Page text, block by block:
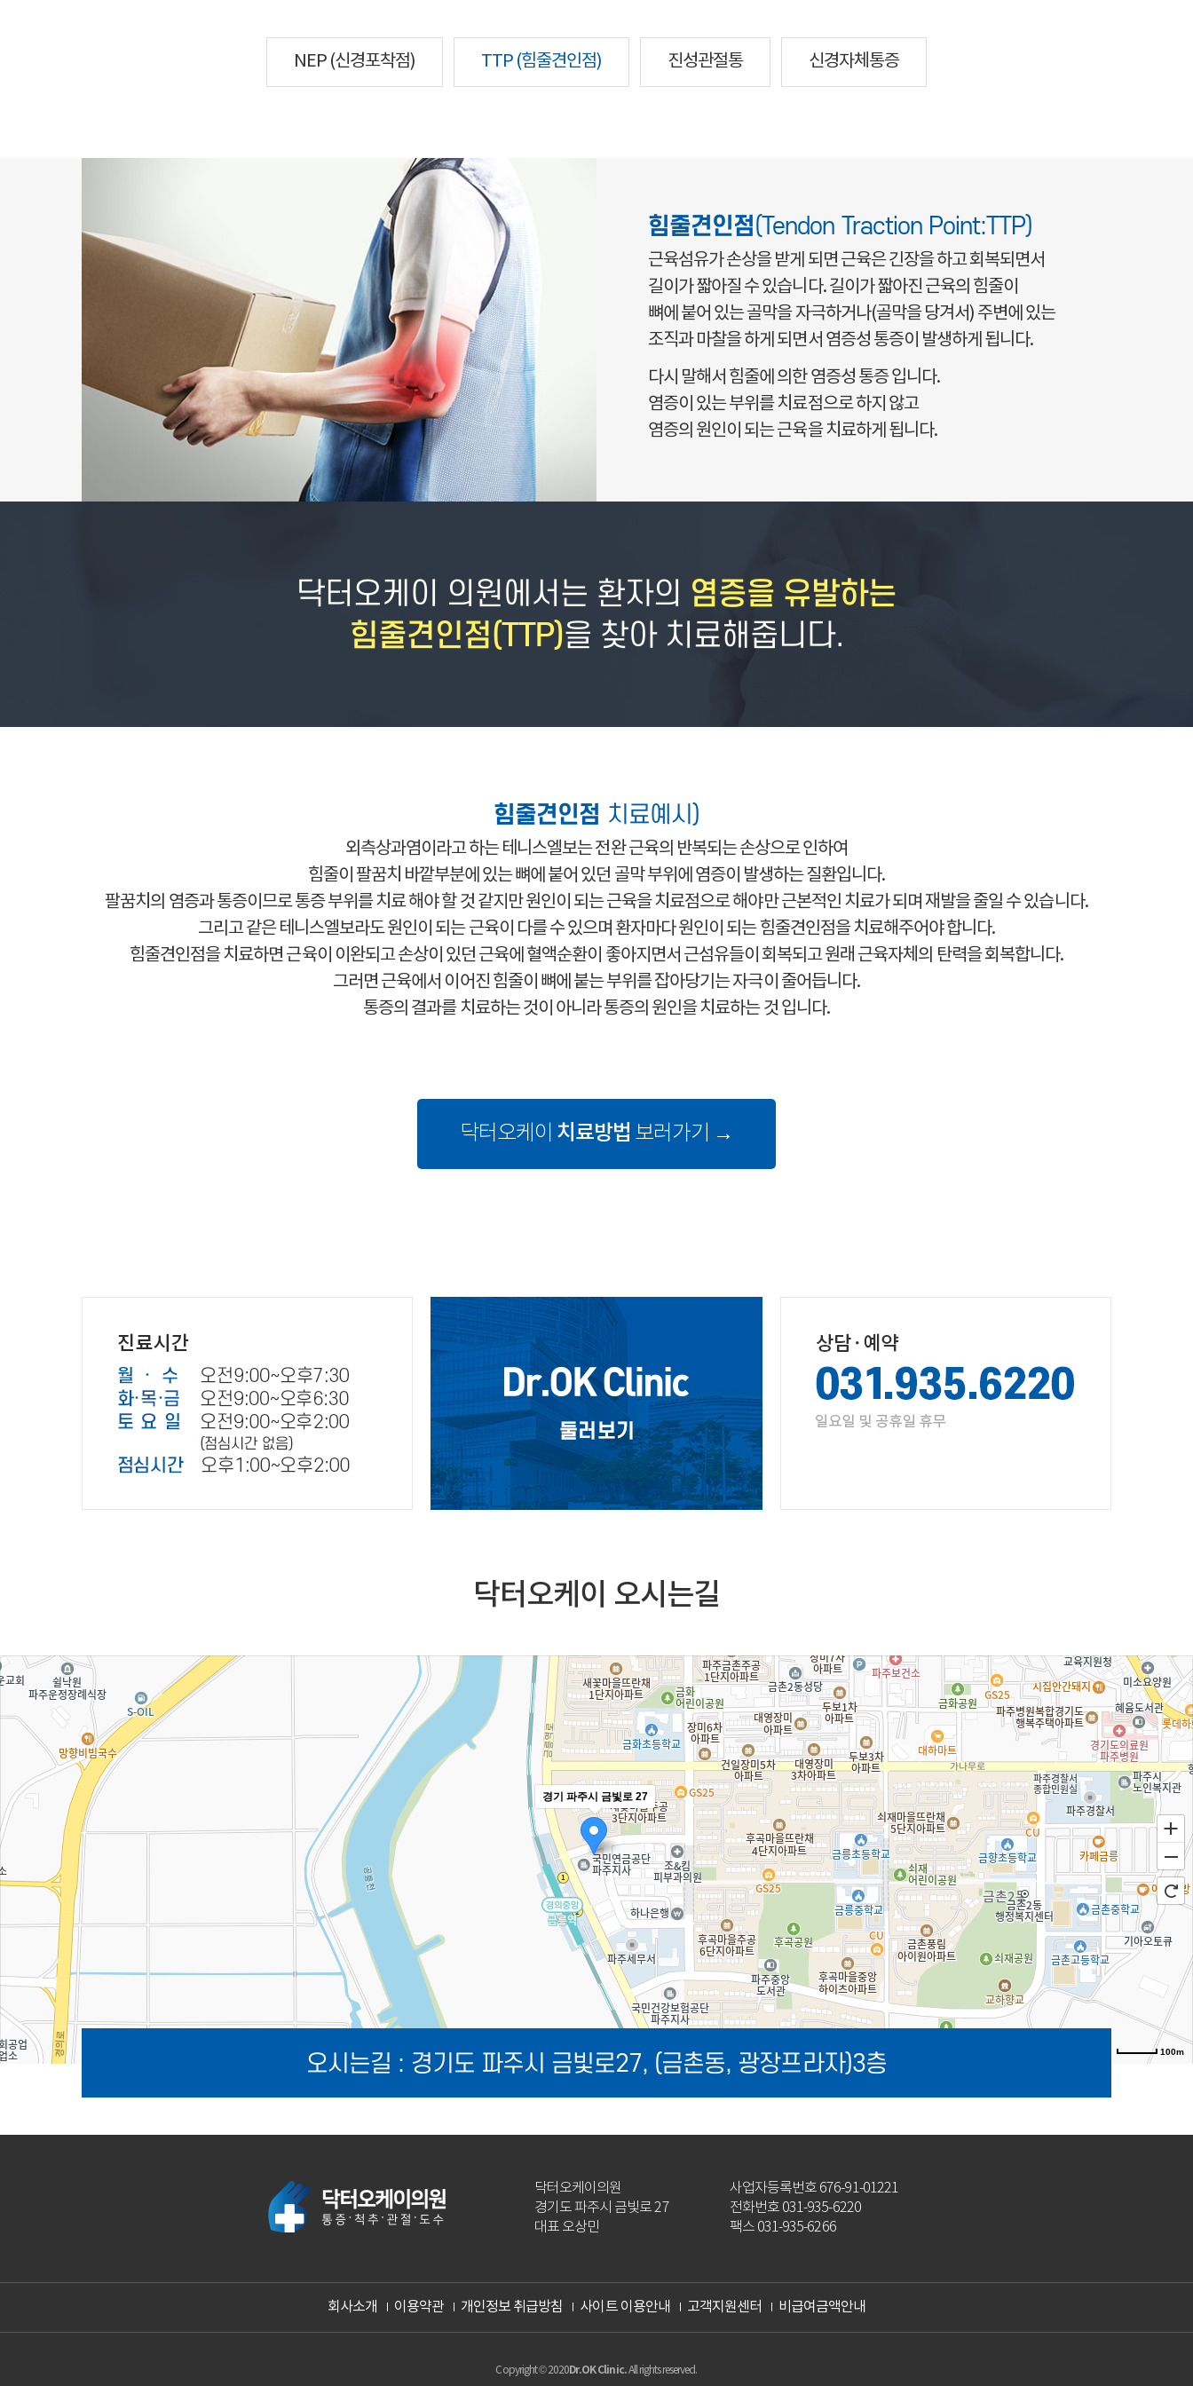
NEP (신경포착점) TTP (힘줄견인점) 진성관절통 신경자체통증
힘줄견인점(Tendon Traction Point:TTP)
근육섬유가 손상을 받게 되면 근육은 긴장을 하고 회복되면서
길이가 짧아질 수 있습니다. 길이가 짧아진 근육의 힘줄이
뼈에 붙어 있는 골막을 자극하거나(골막을 당겨서) 주변에 있는
조직과 마찰을 하게 되면서 염증성 통증이 발생하게 됩니다.
다시 말해서 힘줄에 의한 염증성 통증 입니다.
염증이 있는 부위를 치료점으로 하지 않고
염증의 원인이 되는 근육을 치료하게 됩니다.
닥터오케이 의원에서는 환자의 염증을 유발하는
힘줄견인점(TTP)을 찾아 치료해줍니다.
힘줄견인점 치료예시)
외측상과염이라고 하는 테니스엘보는 전완 근육의 반복되는 손상으로 인하여
힘줄이 팔꿈치 바깥부분에 있는 뼈에 붙어 있던 골막 부위에 염증이 발생하는 질환입니다.
팔꿈치의 염증과 통증이므로 통증 부위를 치료 해야 할 것 같지만 원인이 되는 근육을 치료점으로 해야만 근본적인 치료가 되며 재발을 줄일 수 있습니다.
그리고 같은 테니스엘보라도 원인이 되는 근육이 다를 수 있으며 환자마다 원인이 되는 힘줄견인점을 치료해주어야 합니다.
힘줄견인점을 치료하면 근육이 이완되고 손상이 있던 근육에 혈액순환이 좋아지면서 근섬유들이 회복되고 원래 근육자체의 탄력을 회복합니다.
그러면 근육에서 이어진 힘줄이 뼈에 붙는 부위를 잡아당기는 자극이 줄어듭니다.
통증의 결과를 치료하는 것이 아니라 통증의 원인을 치료하는 것 입니다.
닥터오케이 치료방법 보러가기 →
닥터오케이 오시는길
경기 파주시 금빛로 27
100m
오시는길 : 경기도 파주시 금빛로27, (금촌동, 광장프라자)3층
닥터오케이의원
경기도 파주시 금빛로 27
대표 오상민
사업자등록번호 676-91-01221
전화번호 031-935-6220
팩스 031-935-6266
회사소개 이용약관 개인정보 취급방침 사이트 이용안내 고객지원센터 비급여금액안내
Copyright © 2020Dr.OK Clinic.All rights reserved.